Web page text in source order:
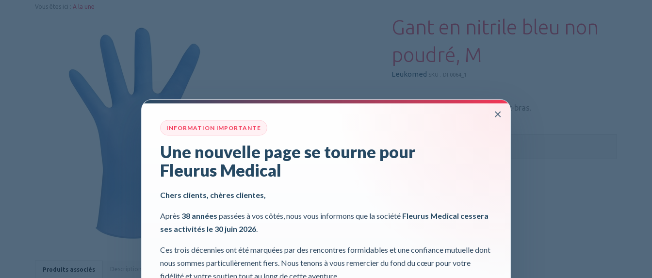
×
INFORMATION IMPORTANTE
Une nouvelle page se tourne pour
Fleurus Medical
Chers clients, chères clientes,
Après 38 années passées à vos côtés, nous vous informons que la société Fleurus Medical cessera
ses activités le 30 juin 2026
Ces trois décennies ont été marquées par des rencontres formidables et une confiance mutuelle dont
nous sommes particulièrement fiers. Nous tenons à vous remercier du fond du cœur pour votre
fidélité et votre soutien tout au long de cette aventure.
Vous êtes ici A la une
Gant en nitrile bleu non
poudré, M
Leukomed SKU : DI.0064_1
Protection de la main et de l’avant-bras.
Produits associés